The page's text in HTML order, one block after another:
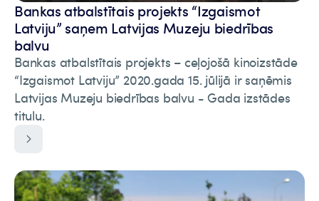
Bankas atbalstītais projekts “Izgaismot
Latviju” saņem Latvijas Muzeju biedrības
balvu
Bankas atbalstītais projekts – ceļojošā kinoizstāde
“Izgaismot Latviju” 2020.gada 15. jūlijā ir saņēmis
Latvijas Muzeju biedrības balvu - Gada izstādes
titulu.